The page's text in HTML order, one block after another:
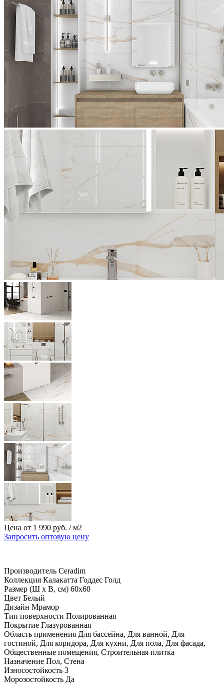
Цена от 1 990 руб. / м2
Запросить оптовую цену
Производитель Ceradim
Коллекция Калакатта Годдес Голд
Размер (Ш х В, см) 60х60
Цвет Белый
Дизайн Мрамор
Тип поверхности Полированная
Покрытие Глазурованная
Область применения Для бассейна, Для ванной, Для
гостиной, Для коридора, Для кухни, Для пола, Для фасада,
Общественные помещения, Строительная плитка
Назначение Пол, Стена
Износостойкость 3
Морозостойкость Да